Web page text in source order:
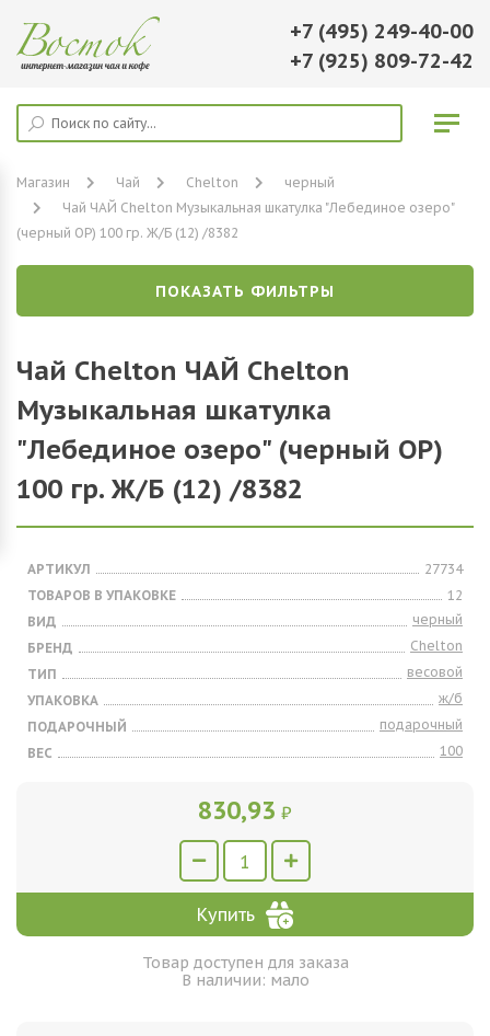
+7 (495) 249-40-00
+7 (925) 809-72-42
Магазин Чай Chelton
черный
Чай ЧАЙ Chelton Музыкальная шкатулка "Лебединое озеро"
(черный ОР) 100 гр. Ж/Б (12) /8382
ПОКАЗАТЬ ФИЛЬТРЫ
Чай Chelton ЧАЙ Chelton
Музыкальная шкатулка
"Лебединое озеро" (черный ОР)
100 гр. Ж/Б (12) /8382
АРТИКУЛ
27734
ТОВАРОВ В УПАКОВКЕ
12
ВИД
черный
БРЕНД
Chelton
ТИП
весовой
УПАКОВКА
ж/б
ПОДАРОЧНЫЙ
подарочный
ВЕС
100
830,93 ₽
Купить
Товар доступен для заказа
В наличии: мало